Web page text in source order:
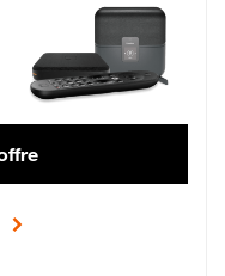
€ par mois, Engagement 12 mois